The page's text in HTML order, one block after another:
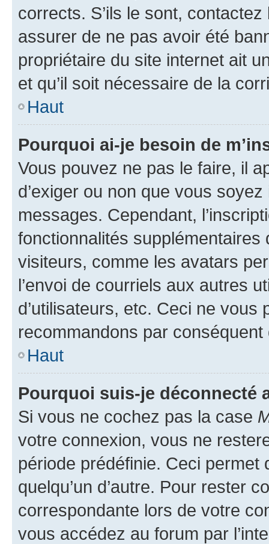
corrects. S’ils le sont,
assurer de ne pas avoir été
propriétaire du site internet ait
et qu’il soit nécessaire de la
Haut
Pourquoi ai-je besoin de
Vous pouvez ne pas le faire, il
d’exiger ou non que vous
messages. Cependant,
fonctionnalités
visiteurs, comme les avatars
l’envoi de courriels aux autres
d’utilisateurs, etc. Ceci ne vous
recommandons par conséquent
Haut
Pourquoi suis-je déconnecté
Si vous ne cochez pas la case
votre connexion, vous ne
période prédéfinie. Ceci permet
quelqu’un d’autre. Pour rester
correspondante lors de votre
vous accédez au forum par